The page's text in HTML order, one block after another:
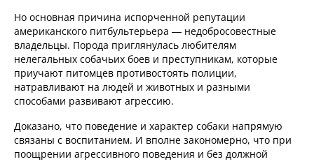
Но основная причина испорченной репутации
американского питбультерьера — недобросовестные
владельцы. Порода приглянулась любителям
нелегальных собачьих боев и преступникам, которые
приучают питомцев противостоять полиции,
натравливают на людей и животных и разными
способами развивают агрессию.
Доказано, что поведение и характер собаки напрямую
связаны с воспитанием. И вполне закономерно, что при
поощрении агрессивного поведения и без должной